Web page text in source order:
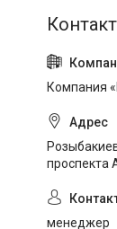
Компания
проспекта
менеджер